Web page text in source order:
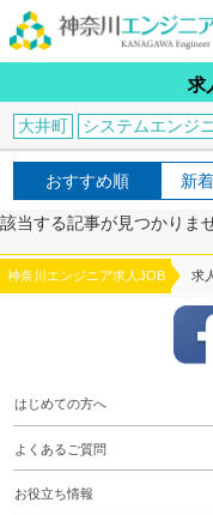
求
大井町 システムエンジ
おすすめ順 新
該当する記事が見つかりま
神奈川エンジニア求人JOB 求
はじめての方へ
よくあるご質問
お役立ち情報